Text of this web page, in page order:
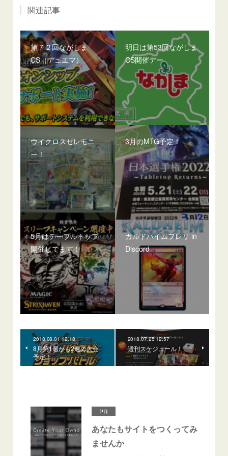
関連記事
第７２回ながしま
CS（デュエマ）
明日は第53回ながしま
CS開催デー
ウイクロスセレモニ
ー！
3月のMTG予定！
5月はテーブルトップ
開催してます！
カルドハイムプレリ in
Discord
2018.08.01 12:18
8月第1週から2週の大会
予定！
2018.07.25 12:57
週刊スケジュール！
PR
あなたもサイトをつくってみ
ませんか